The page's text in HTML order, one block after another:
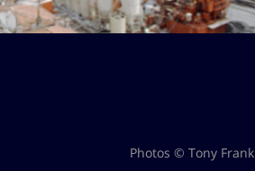
Photos © Tony Frank